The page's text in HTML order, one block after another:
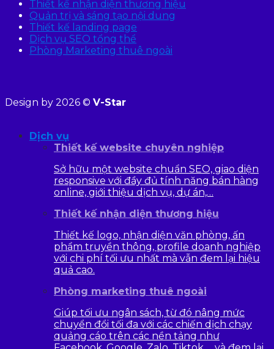
Thiết kế nhận diện thương hiệu
Quản trị và sáng tạo nội dung
Thiết kế landing page
Dịch vụ SEO tổng thể
Phòng Marketing thuê ngoài
Design by 2026 © V-Star
Dịch vụ
Thiết kế website chuyên nghiệp
Sở hữu một website chuẩn SEO, giao diện
responsive với đầy đủ tính năng bán hàng
online, giới thiệu dịch vụ, dự án,…
Thiết kế nhận diện thương hiệu
Thiết kế logo, nhận diện văn phòng, ấn
phẩm truyền thông, profile doanh nghiệp
với chi phí tối ưu nhất mà vẫn đem lại hiệu
quả cao.
Phòng marketing thuê ngoài
Giúp tối ưu ngân sách, từ đó nâng mức
chuyển đổi tối đa với các chiến dịch chạy
quảng cáo trên các nền tảng như